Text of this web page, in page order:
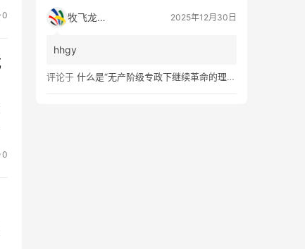
0
0
牧飞龙ae 2025年12月30日
hhgy
评论于 什么是“无产阶级专政下继续革命的理论”？